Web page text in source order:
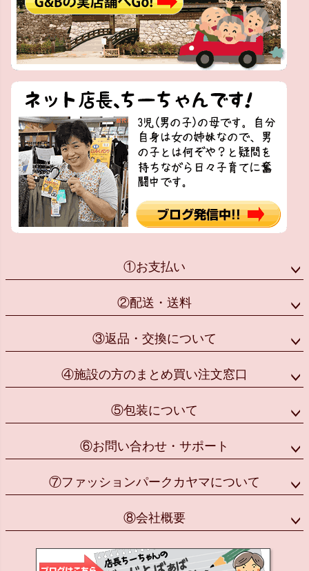
①お支払い
②配送・送料
③返品・交換について
④施設の方のまとめ買い注文窓口
⑤包装について
⑥お問い合わせ・サポート
⑦ファッションパークカヤマについて
⑧会社概要